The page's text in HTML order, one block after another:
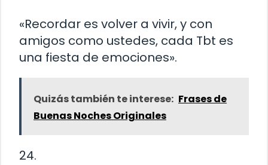
«Recordar es volver a vivir, y con
amigos como ustedes, cada Tbt es
una fiesta de emociones».
Quizás también te interese: Frases de
Buenas Noches Originales
24.